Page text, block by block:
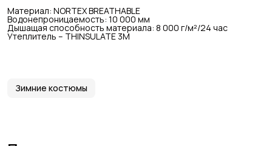
Материал: NORTEX BREATHABLE
Водонепроницаемость: 10 000 мм
Дышащая способность материала: 8 000 г/м²/24 час
Утеплитель – THINSULATE 3M
Зимние костюмы